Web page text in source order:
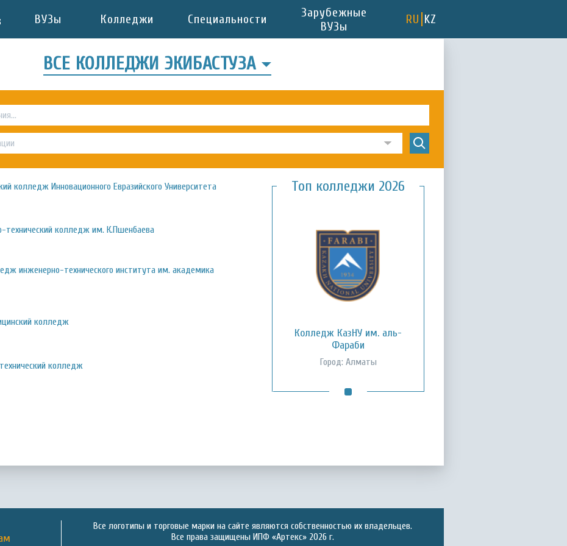
ВУЗы Колледжи Специальности
Зарубежные
ВУЗы
RU KZ
ВСЕ КОЛЛЕДЖИ ЭКИБАСТУЗА
колледж Инновационного Евразийского Университета
технический колледж им. К.Пшенбаева
инженерно-технического института им. академика
колледж
колледж
Топ колледжи 2026
Колледж КазНУ им. аль-
Фараби
Город: Алматы
Все логотипы и торговые марки на сайте являются собственностью их владельцев.
Все права защищены ИПФ «Артекс» 2026 г.